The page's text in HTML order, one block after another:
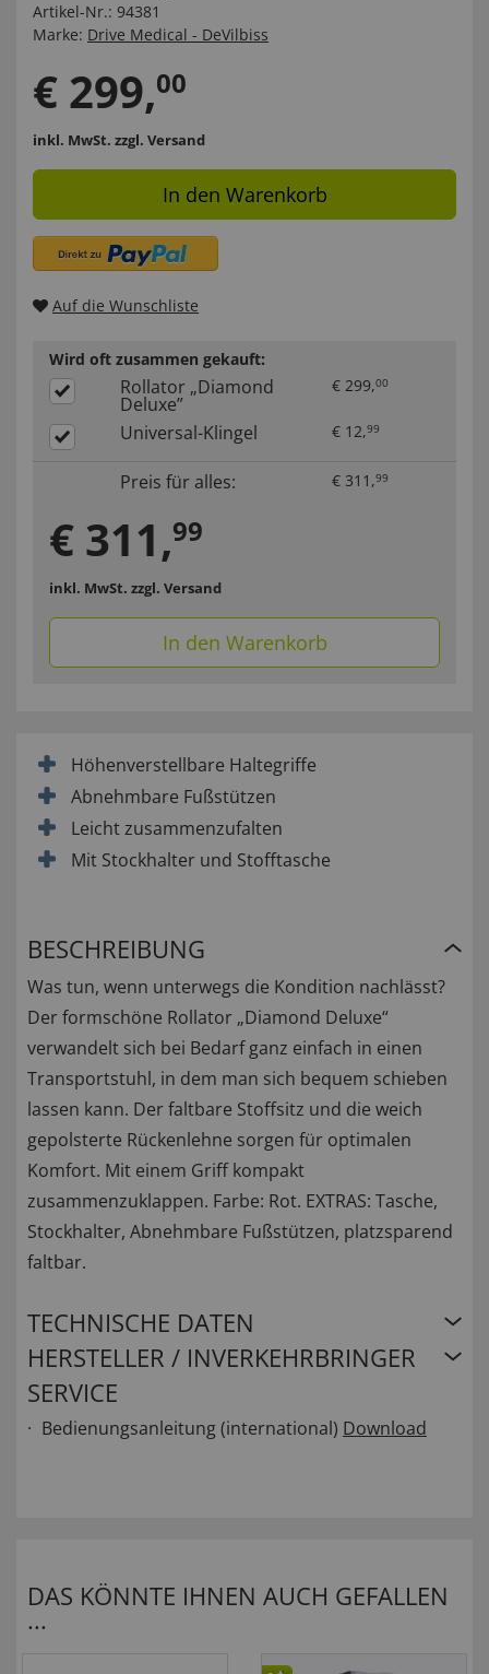
Artikel-Nr.: 94381
Marke: Drive Medical - DeVilbiss
€ 299,00
inkl. MwSt. zzgl. Versand
In den Warenkorb
Auf die Wunschliste
Wird oft zusammen gekauft:
Rollator „Diamond
Deluxe”
€ 299,00
Universal-Klingel € 12,99
Preis für alles: € 311 ,99
€ 311,99
inkl. MwSt. zzgl. Versand
In den Warenkorb
Höhenverstellbare Haltegriffe
Abnehmbare Fußstützen
Leicht zusammenzufalten
Mit Stockhalter und Stofftasche
BESCHREIBUNG
Was tun, wenn unterwegs die Kondition nachlässt?
Der formschöne Rollator „Diamond Deluxe“
verwandelt sich bei Bedarf ganz einfach in einen
Transportstuhl, in dem man sich bequem schieben
lassen kann. Der faltbare Stoffsitz und die weich
gepolsterte Rückenlehne sorgen für optimalen
Komfort. Mit einem Griff kompakt
zusammenzuklappen. Farbe: Rot. EXTRAS: Tasche,
Stockhalter, Abnehmbare Fußstützen, platzsparend
faltbar.
TECHNISCHE DATEN
HERSTELLER / INVERKEHRBRINGER
SERVICE
Bedienungsanleitung (international) Download
DAS KÖNNTE IHNEN AUCH GEFALLEN
...